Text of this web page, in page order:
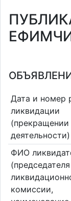
Дата и номер
ликвидации
(прекращении
деятельности)
ФИО
(председателя
комиссии,